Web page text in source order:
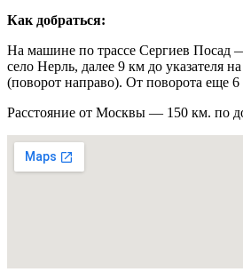
Как добраться:
На машине по трассе Сергиев Посад
село Нерль, далее 9 км до указателя
(поворот направо). От поворота еще
Расстояние от Москвы — 150 км. по